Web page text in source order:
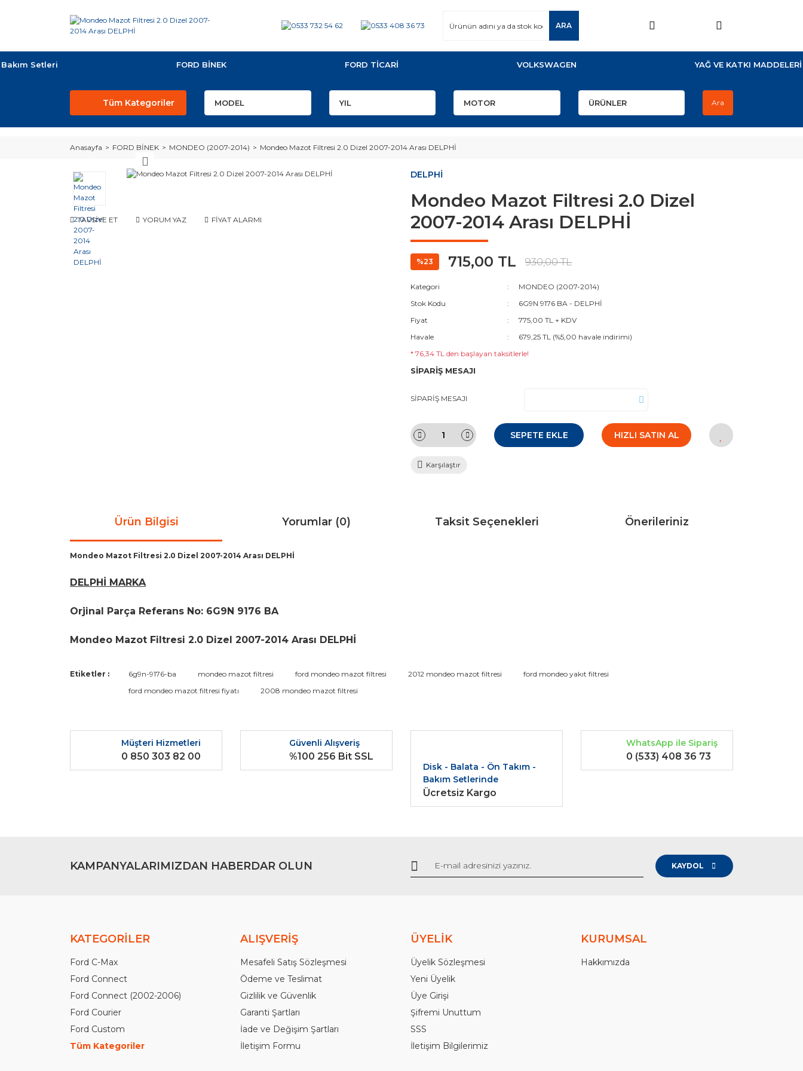
ARA
Bakım Setleri FORD BİNEK FORD TİCARİ VOLKSWAGEN YAĞ VE KATKI MADDELERİ
Tüm Kategoriler Ara
Anasayfa FORD BİNEK MONDEO (2007-2014) Mondeo Mazot Filtresi 2.0 Dizel 2007-2014 Arası DELPHİ
TAVSİYE ET YORUM YAZ FİYAT ALARMI
DELPHİ
Mondeo Mazot Filtresi 2.0 Dizel
2007-2014 Arası DELPHİ
%23 715,00 TL 930,00 TL
Kategori
MONDEO (2007-2014)
Stok Kodu
6G9N 9176 BA - DELPHİ
Fiyat
775,00 TL + KDV
Havale
679,25 TL (%5,00 havale indirimi)
* 76,34 TL den başlayan taksitlerle!
SİPARİŞ MESAJI
SİPARİŞ MESAJI
SEPETE EKLE HIZLI SATIN AL
Karşılaştır
Ürün Bilgisi Yorumlar (0) Taksit Seçenekleri Önerileriniz
Mondeo Mazot Filtresi 2.0 Dizel 2007-2014 Arası DELPHİ
DELPHİ MARKA
Orjinal Parça Referans No: 6G9N 9176 BA
Mondeo Mazot Filtresi 2.0 Dizel 2007-2014 Arası DELPHİ
Bu ürüne ilk yorumu siz yapın!
Bu ürünün fiyat bilgisi, resim, ürün açıklamalarında ve diğer konularda yetersiz gördüğünüz noktaları öneri formunu kullanarak tarafımıza iletebilirsiniz.
Ürün açıklamasında eksik bilgiler bulunuyor.
Ürün bilgilerinde hatalar bulunuyor.
Gönder
Etiketler : 6g9n-9176-ba mondeo mazot filtresi ford mondeo mazot filtresi 2012 mondeo mazot filtresi
ford mondeo yakıt filtresi
ford mondeo mazot filtresi fiyatı
2008 mondeo mazot filtresi
Müşteri Hizmetleri
0 850 303 82 00
Güvenli Alışveriş
%100 256 Bit SSL
Disk - Balata - Ön Takım -
Bakım Setlerinde
Ücretsiz Kargo
WhatsApp ile Sipariş
0 (533) 408 36 73
KAMPANYALARIMIZDAN HABERDAR OLUN KAYDOL
KATEGORİLER
Ford C-Max
Ford Connect
Ford Connect (2002-2006)
Ford Courier
Ford Custom
Tüm Kategoriler
ALIŞVERİŞ
Mesafeli Satış Sözleşmesi
Ödeme ve Teslimat
Gizlilik ve Güvenlik
Garanti Şartları
İade ve Değişim Şartları
İletişim Formu
ÜYELİK
Üyelik Sözleşmesi
Yeni Üyelik
Üye Girişi
Şifremi Unuttum
SSS
İletişim Bilgilerimiz
KURUMSAL
Hakkımızda